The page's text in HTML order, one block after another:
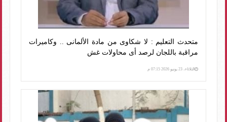
متحدث التعليم : لا شكاوى من مادة الألمانى .. وكاميرات
مراقبة باللجان لرصد أى محاولات غش
الثلاثاء، 23 يونيو 2026 07:15 م